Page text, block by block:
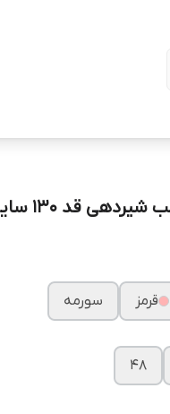
قرمز
سورمه
۴۸